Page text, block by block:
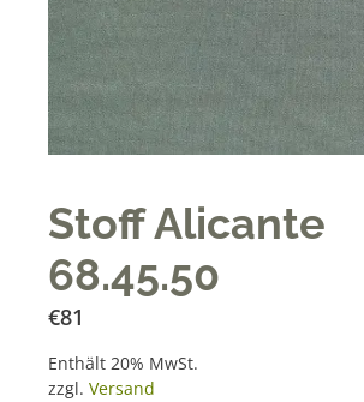
Stoff Alicante
68.45.50
€81
Enthält 20% MwSt.
zzgl. Versand